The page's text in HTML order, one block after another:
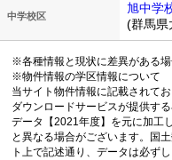
中学校区
旭中学
(群馬県
※各種情報と現状に差異がある場
※物件情報の学区情報について
当サイト物件情報に記載されて
ダウンロードサービスが提供す
データ【2021年度】を元に加工
と異なる場合がございます。国
ト上で記述通り、データは必ず